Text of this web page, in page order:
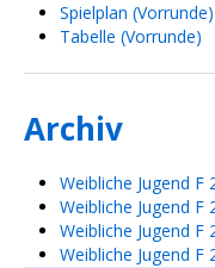
Spielplan (Vorrunde)
Tabelle (Vorrunde)
Archiv
Weibliche Jugend F
Weibliche Jugend F
Weibliche Jugend F
Weibliche Jugend F